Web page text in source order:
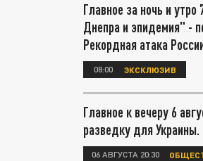
Главное за ночь и
Днепра и эпидемия" -
Рекордная атака
08:00 ЭКСКЛЮЗИВ
Главное к вечеру 6
разведку для
06 АВГУСТА 20:30